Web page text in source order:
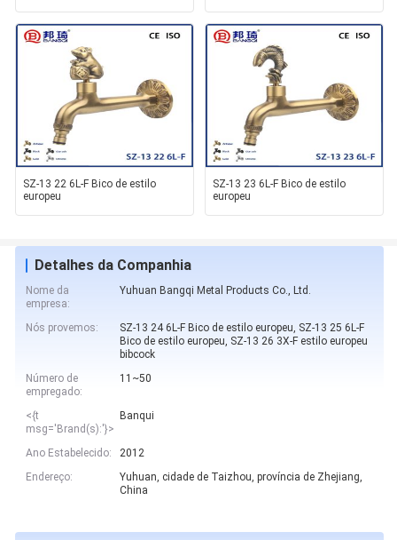
SZ-13 22 6L-F Bico de estilo
europeu
SZ-13 23 6L-F Bico de estilo
europeu
Detalhes da Companhia
Nome da
empresa:
Yuhuan Bangqi Metal Products Co., Ltd.
Nós provemos:
SZ-13 24 6L-F Bico de estilo europeu, SZ-13 25 6L-F
Bico de estilo europeu, SZ-13 26 3X-F estilo europeu
bibcock
Número de
empregado:
11~50
<{t
msg='Brand(s):'}>
Banqui
Ano Estabelecido:
2012
Endereço:
Yuhuan, cidade de Taizhou, província de Zhejiang,
China